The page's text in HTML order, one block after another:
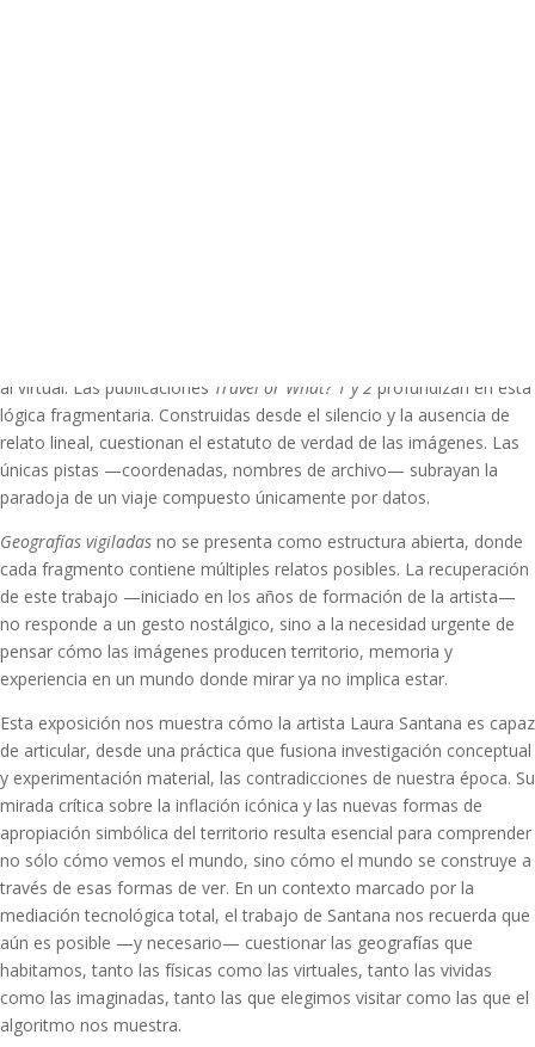
al virtual. Las publicaciones Travel or What? 1 y 2 profundizan en esta
lógica fragmentaria. Construidas desde el silencio y la ausencia de
relato lineal, cuestionan el estatuto de verdad de las imágenes. Las
únicas pistas —coordenadas, nombres de archivo— subrayan la
paradoja de un viaje compuesto únicamente por datos.
Geografías vigiladas no se presenta como estructura abierta, donde
cada fragmento contiene múltiples relatos posibles. La recuperación
de este trabajo —iniciado en los años de formación de la artista—
no responde a un gesto nostálgico, sino a la necesidad urgente de
pensar cómo las imágenes producen territorio, memoria y
experiencia en un mundo donde mirar ya no implica estar.
Esta exposición nos muestra cómo la artista Laura Santana es capaz
de articular, desde una práctica que fusiona investigación conceptual
y experimentación material, las contradicciones de nuestra época. Su
mirada crítica sobre la inflación icónica y las nuevas formas de
apropiación simbólica del territorio resulta esencial para comprender
no sólo cómo vemos el mundo, sino cómo el mundo se construye a
través de esas formas de ver. En un contexto marcado por la
mediación tecnológica total, el trabajo de Santana nos recuerda que
aún es posible —y necesario— cuestionar las geografías que
habitamos, tanto las físicas como las virtuales, tanto las vividas
como las imaginadas, tanto las que elegimos visitar como las que el
algoritmo nos muestra.